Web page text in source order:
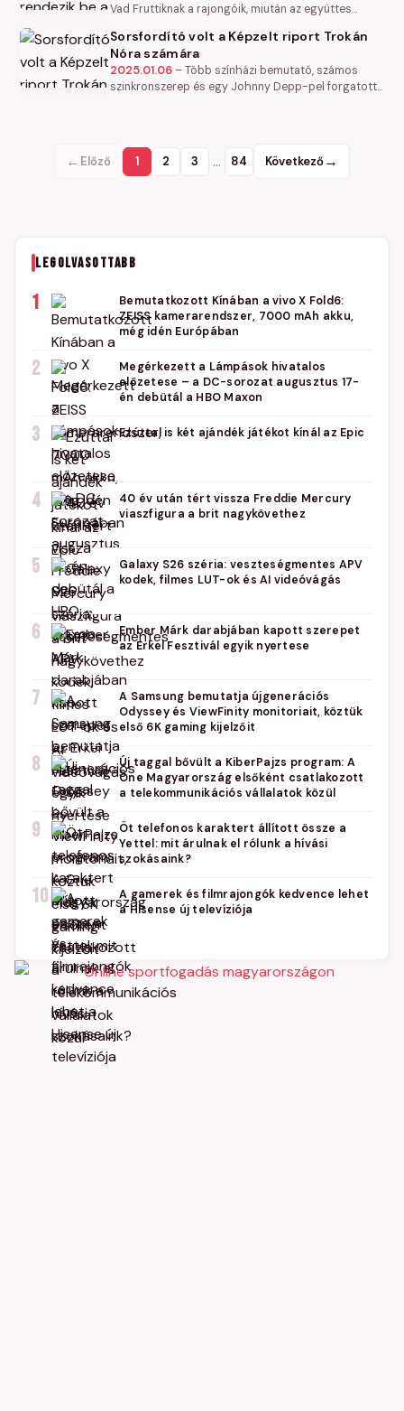
Vad Fruttiknak a rajongóik, miután az együttes
címmel országszerte…
Sorsfordító volt a Képzelt riport Trokán
Nóra számára
2025.01.06 –Több színházi bemutató, számos
szinkronszerep és egy Johnny Depp-pel forgatott
← Előző 1 2 3 … 84 Következő→
LEGOLVASOTTABB
1
Bemutatkozott Kínában a vivo X Fold6:
ZEISS kamerarendszer, 7000 mAh akku,
még idén Európában
2
Megérkezett a Lámpások hivatalos
előzetese – a DC-sorozat augusztus 17-
én debütál a HBO Maxon
3 Ezúttal is két ajándék játékot kínál az Epic
4
40 év után tért vissza Freddie Mercury
viaszfigura a brit nagykövethez
5
Galaxy S26 széria: veszteségmentes APV
kodek, filmes LUT-ok és AI videóvágás
6
Ember Márk darabjában kapott szerepet
az Erkel Fesztivál egyik nyertese
7
A Samsung bemutatja újgenerációs
Odyssey és ViewFinity monitoriait, köztük
első 6K gaming kijelzőit
8
Új taggal bővült a KiberPajzs program: A
One Magyarország elsőként csatlakozott
a telekommunikációs vállalatok közül
9
Öt telefonos karaktert állított össze a
Yettel: mit árulnak el rólunk a hívási
szokásaink?
10
A gamerek és filmrajongók kedvence lehet
a Hisense új televíziója